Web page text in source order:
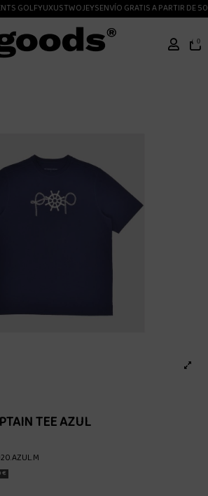
GOLFYUXUSTWOJEYSENVÍO GRATIS A PARTIR DE
0
TEE AZUL
€